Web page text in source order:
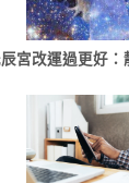
宮改運過更好